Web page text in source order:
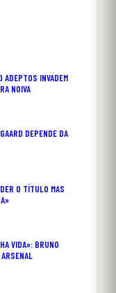
ADEPTOS INVADEM
NOIVA
DEPENDE DA
O TÍTULO MAS
VIDA»: BRUNO